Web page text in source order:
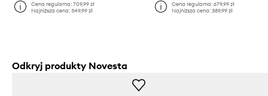
Cena regularna:709,99 zł
Najniższa cena:349,99 zł
Cena regularna: 679,99 zł
Najniższa cena: 389,99 zł
Odkryj produkty Novesta